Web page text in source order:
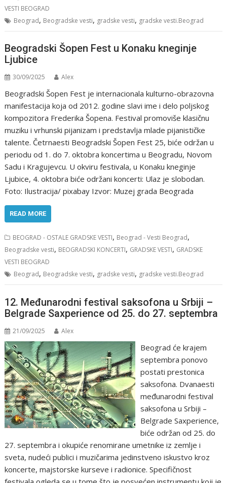
VESTI BEOGRAD
Beograd, Beogradske vesti, gradske vesti, gradske vesti.Beograd
Beogradski Šopen Fest u Konaku kneginje
Ljubice
30/09/2025 Alex
Beogradski Šopen Fest je internacionala kulturno-obrazovna
manifestacija koja od 2012. godine slavi ime i delo poljskog
kompozitora Frederika Šopena. Festival promoviše klasičnu
muziku i vrhunski pijanizam i predstavlja mlade pijanističke
talente. Četrnaesti Beogradski Šopen Fest 25, biće održan u
periodu od 1. do 7. oktobra koncertima u Beogradu, Novom
Sadu i Kragujevcu. U okviru festivala, u Konaku kneginje
Ljubice, 4. oktobra biće održani koncerti: Ulaz je slobodan.
Foto: Ilustracija/ pixabay Izvor: Muzej grada Beograda
READ MORE
BEOGRAD - OSTALE GRADSKE VESTI, Beograd - Vesti Beograd,
Beogradske vesti, BEOGRADSKI KONCERTI, GRADSKE VESTI, GRADSKE
VESTI BEOGRAD
Beograd, Beogradske vesti, gradske vesti, gradske vesti.Beograd
12. Međunarodni festival saksofona u Srbiji –
Belgrade Saxperience od 25. do 27. septembra
21/09/2025 Alex
Beograd će krajem
septembra ponovo
postati prestonica
saksofona. Dvanaesti
međunarodni festival
saksofona u Srbiji –
Belgrade Saxperience,
biće održan od 25. do
27. septembra i okupiće renomirane umetnike iz zemlje i
sveta, nudeći publici i muzičarima jedinstveno iskustvo kroz
koncerte, majstorske kurseve i radionice. Specifičnost